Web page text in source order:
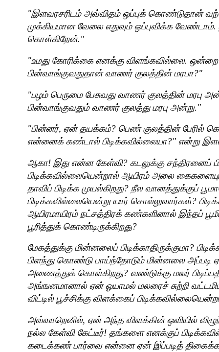
"இளவரசரிடம் அவ்விதம் ஒப்புக் கொண்டுதான்
முக்கியமான வேலை எதுவும் ஒப்புவிக்க
கொள்கிறேன்."
"உமது கோரிக்கை எனக்கு விளங்கவில்லை. ஒன்றை
பின்வாங்குவதுதான் வாணர் குலத்தின் மரபா?"
"பழம் பெருமை பேசுவது வாணர் குலத்தின் மரபு
பின்வாங்குவதும் வாணர் குலத்து மரபு அன்று."
"பின்னர், ஏன் தயக்கம்? பெண் குலத்தின் பேரில்
என்னைக் கண்டால் பிடிக்கவில்லையா?" என்று
ஆகா! இது என்ன கேள்வி? கடலுக்கு சந்திரனைப்
பிடிக்கவில்லையென்றால் ஆயிரம் அலை
தாவிப் பிடிக்க முயல்கிறது? நீல வானத்துக்குப்
பிடிக்கவில்லையென்று யார் சொல்லுவார்கள்?
ஆயிரமாயிரம் நட்சத்திரக் கண்களினால் இந்தப்
பூரித்துக் கொண்டிருக்கிறது?
மேகத்துக்கு மின்னலைப் பிடிக்காதிருக்குமா?
பிளந்து கொண்டு பாய்ந்தோடும் மின்னலை அப்படி
அணைத்துக் கொள்கிறது? வண்டுக்கு மலர்
அங்ஙனமானால் ஏன் ஓயாமல் மலரைச் சுற்றி
விட்டில் பூச்சிக்கு விளக்கைப்
அவ்வாறெனில், ஏன் அந்த விளக்கின் ஒளியில்
நல்ல கேள்வி கேட்டீர்! தங்களை எனக்குப்
கடைக்கண் பார்வை என்னை ஏன் இப்படித் திகைக்க